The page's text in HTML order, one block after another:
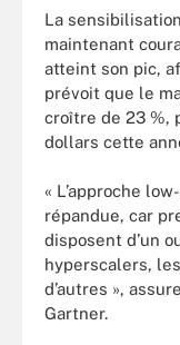
La
maintenant
atteint son pic,
prévoit que le
croître de 23 %,
dollars cette
« L’approche
répandue, car
disposent d’un
hyperscalers,
d’autres »,
Gartner.